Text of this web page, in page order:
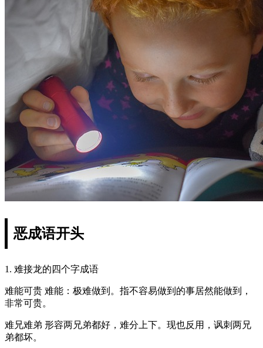
恶成语开头
1. 难接龙的四个字成语
难能可贵 难能：极难做到。指不容易做到的事居然能做到，
非常可贵。
难兄难弟 形容两兄弟都好，难分上下。现也反用，讽刺两兄
弟都坏。